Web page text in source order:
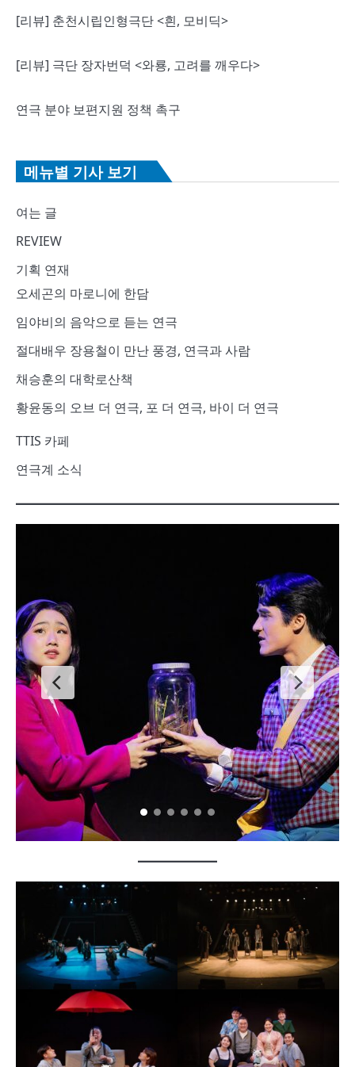
[리뷰] 춘천시립인형극단 <흰, 모비딕>
[리뷰] 극단 장자번덕 <와룡, 고려를 깨우다>
연극 분야 보편지원 정책 촉구
메뉴별 기사 보기
여는 글
REVIEW
기획 연재
오세곤의 마로니에 한담
임야비의 음악으로 듣는 연극
절대배우 장용철이 만난 풍경, 연극과 사람
채승훈의 대학로산책
황윤동의 오브 더 연극, 포 더 연극, 바이 더 연극
TTIS 카페
연극계 소식